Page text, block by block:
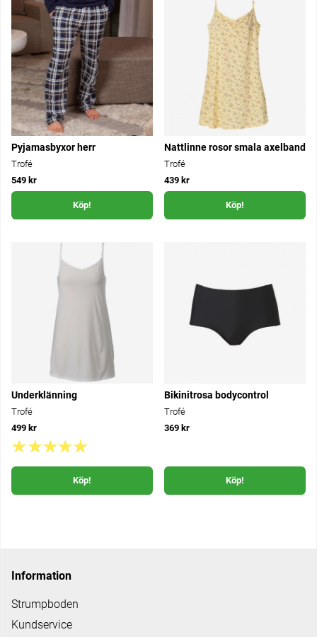
Pyjamasbyxor herr
Trofé
549 kr
Köp!
Nattlinne rosor smala axelband
Trofé
439 kr
Köp!
Underklänning
Trofé
499 kr
Köp!
Bikinitrosa bodycontrol
Trofé
369 kr
Köp!
Information
Strumpboden
Kundservice